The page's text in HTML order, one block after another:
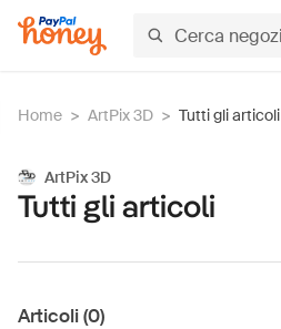
Home > ArtPix 3D > Tutti gli articoli
ArtPix 3D
Tutti gli articoli
Articoli (0)